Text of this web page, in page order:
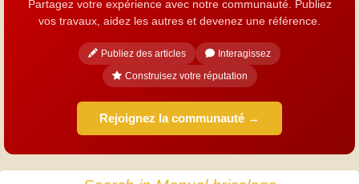
Partagez votre expérience avec notre communauté. Publiez
vos travaux, aidez les autres et devenez une référence.
Publiez des articles
Interagissez
Construisez votre réputation
Rejoignez la communauté →